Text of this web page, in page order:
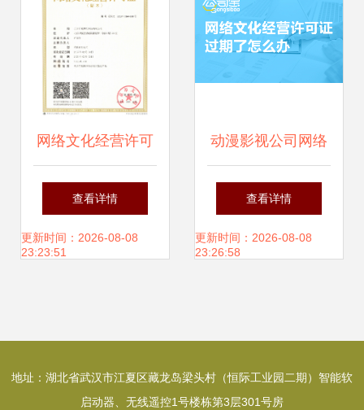
网络文化经营许可
证全解析 申请条件
与实务指南
查看详情
更新时间：2026-08-08
23:23:51
动漫影视公司网络
文化经营许可证过
期怎么办？一文详
查看详情
更新时间：2026-08-08
23:26:58
地址：湖北省武汉市江夏区藏龙岛梁头村（恒际工业园二期）智能软
启动器、无线遥控1号楼栋第3层301号房